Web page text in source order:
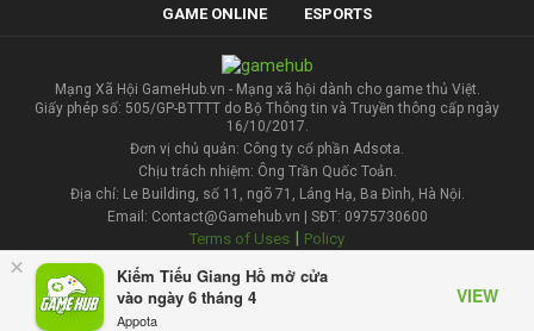
×
Kiếm Tiếu Giang Hồ mở cửa
vào ngày 6 tháng 4
Appota
VIEW
GAME ONLINE ESPORTS
Mạng Xã Hội GameHub.vn - Mạng xã hội dành cho game thủ Việt.
Giấy phép số: 505/GP-BTTTT do Bộ Thông tin và Truyền thông cấp ngày
16/10/2017.
Đơn vị chủ quản: Công ty cổ phần Adsota.
Chịu trách nhiệm: Ông Trần Quốc Toản.
Địa chỉ: Le Building, số 11, ngõ 71, Láng Hạ, Ba Đình, Hà Nội.
Email: Contact@Gamehub.vn | SĐT: 0975730600
Terms of Uses | Policy
Liên hệ đăng bài